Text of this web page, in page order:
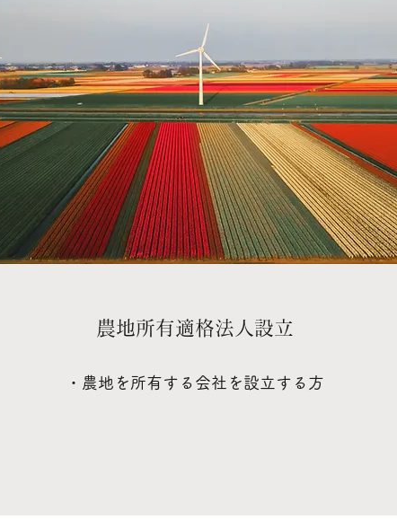
​農地所有適格法人設立
・農地を所有する会社を設立する方